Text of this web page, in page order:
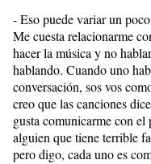
- Eso puede variar un
Me cuesta relacionarme
hacer la música y no
hablando. Cuando uno
conversación, sos vos
creo que las canciones
gusta comunicarme con
alguien que tiene terrible
pero digo, cada uno es